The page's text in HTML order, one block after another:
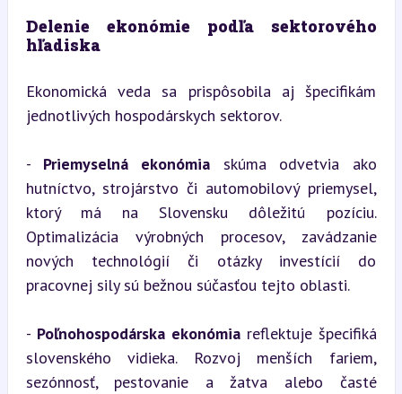
Delenie ekonómie podľa sektorového
hľadiska
Ekonomická veda sa prispôsobila aj špecifikám
jednotlivých hospodárskych sektorov.
- Priemyselná ekonómia skúma odvetvia ako
hutníctvo, strojárstvo či automobilový priemysel,
ktorý má na Slovensku dôležitú pozíciu.
Optimalizácia výrobných procesov, zavádzanie
nových technológií či otázky investícií do
pracovnej sily sú bežnou súčasťou tejto oblasti.
- Poľnohospodárska ekonómia reflektuje špecifiká
slovenského vidieka. Rozvoj menších fariem,
sezónnosť, pestovanie a žatva alebo časté